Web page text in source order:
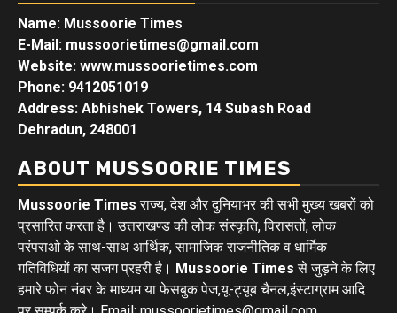
Name: Mussoorie Times
E-Mail: mussoorietimes@gmail.com
Website: www.mussoorietimes.com
Phone: 9412051019
Address: Abhishek Towers, 14 Subash Road
Dehradun, 248001
ABOUT MUSSOORIE TIMES
Mussoorie Times राज्य, देश और दुनियाभर की सभी मुख्य खबरों को
प्रसारित करता है। उत्तराखण्ड की लोक संस्कृति, विरासतों, लोक
परंपराओ के साथ-साथ आर्थिक, सामाजिक राजनीतिक व धार्मिक
गतिविधियों का सजग प्रहरी है। Mussoorie Times से जुड़ने के लिए
हमारे फोन नंबर के माध्यम या फेसबुक पेज,यू-ट्यूब चैनल,इंस्टाग्राम आदि